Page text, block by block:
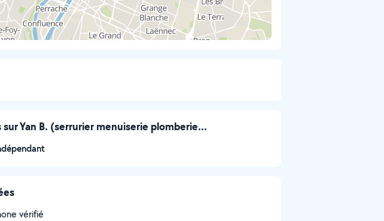
sur Yan B. (serrurier menuiserie plomberie...
vérifié